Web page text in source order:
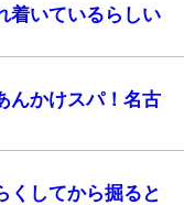
着いているらしい
んかけスパ！名古
くしてから掘ると